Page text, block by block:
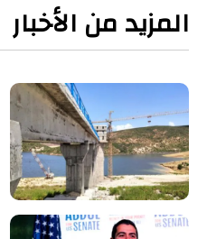
المزيد من الأخبار